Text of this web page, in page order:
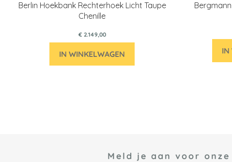
Berlin Hoekbank Rechterhoek Licht Taupe
Chenille
€ 2.149,00
IN WINKELWAGEN IN
Meld je aan voor